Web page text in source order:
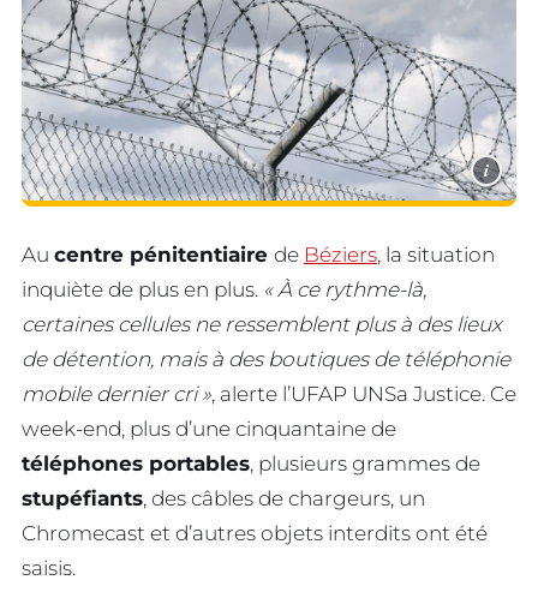
i
Au centre pénitentiaire de Béziers, la situation
inquiète de plus en plus. « À ce rythme-là,
certaines cellules ne ressemblent plus à des lieux
de détention, mais à des boutiques de téléphonie
mobile dernier cri », alerte l’UFAP UNSa Justice. Ce
week-end, plus d’une cinquantaine de
téléphones portables, plusieurs grammes de
stupéfiants, des câbles de chargeurs, un
Chromecast et d’autres objets interdits ont été
saisis.